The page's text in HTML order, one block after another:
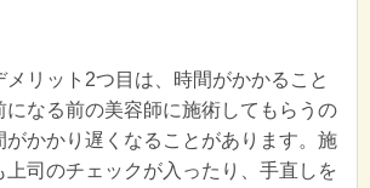
メリット2つ目は、時間がかかること
になる前の美容師に施術してもらうの
がかかり遅くなることがあります。施
上司のチェックが入ったり、手直しを